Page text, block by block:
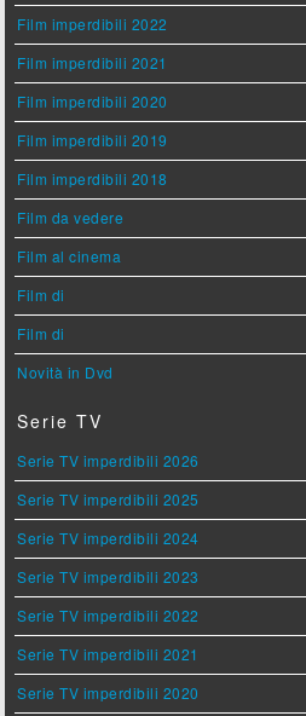
Film imperdibili 2022
Film imperdibili 2021
Film imperdibili 2020
Film imperdibili 2019
Film imperdibili 2018
Film da vedere
Film al cinema
Film di
Film di
Novità in Dvd
Serie TV
Serie TV imperdibili 2026
Serie TV imperdibili 2025
Serie TV imperdibili 2024
Serie TV imperdibili 2023
Serie TV imperdibili 2022
Serie TV imperdibili 2021
Serie TV imperdibili 2020